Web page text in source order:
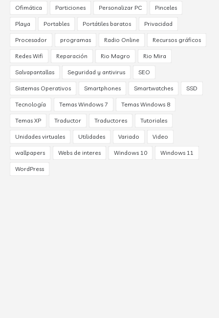
Ofimática Particiones Personalizar PC Pinceles
Playa Portables Portátiles baratos Privacidad
Procesador programas Radio Online Recursos gráficos
Redes Wifi Reparación Rio Magro Rio Mira
Salvapantallas Seguridad y antivirus SEO
Sistemas Operativos Smartphones Smartwatches SSD
Tecnología Temas Windows 7 Temas Windows 8
Temas XP Traductor Traductores Tutoriales
Unidades virtuales Utilidades Variado Video
wallpapers Webs de interes Windows 10 Windows 11
WordPress